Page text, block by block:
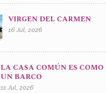
VIRGEN DEL CARMEN
16 Jul, 2026
LA CASA COMÚN ES COMO
UN BARCO
11 Jul, 2026